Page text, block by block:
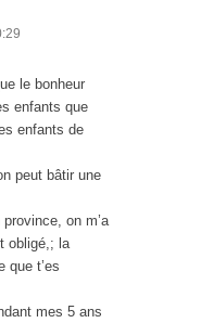
le bonheur
enfants que
enfants de
peut bâtir une
on m’a
obligé,; la
que t’es
mes 5 ans